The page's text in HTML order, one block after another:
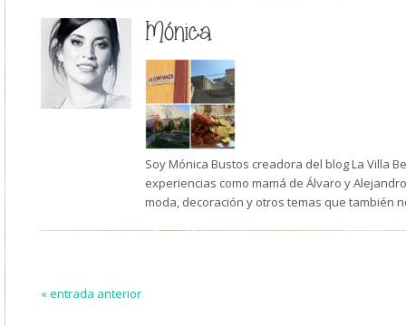
Mónica
Soy Mónica Bustos creadora del blog La Villa
experiencias como mamá de Álvaro y
moda, decoración y otros temas que también
« entrada anterior